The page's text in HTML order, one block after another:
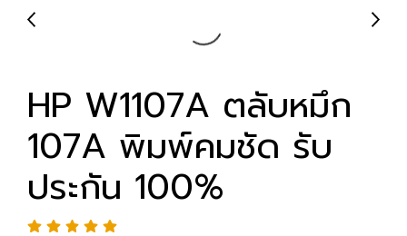
HP W1107A ตลับหมึก
107A พิมพ์คมชัด รับ
ประกัน 100%